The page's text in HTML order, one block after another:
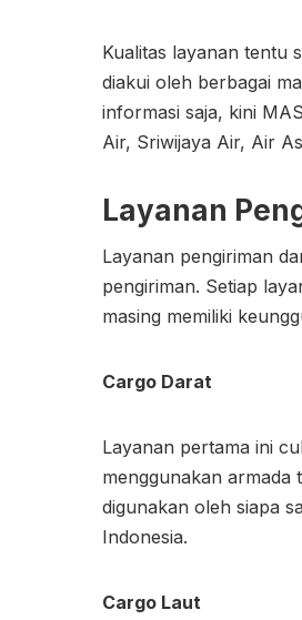
Kualitas layanan tentu
diakui oleh berbagai
informasi saja, kini
Air, Sriwijaya Air, Air
Layanan
Layanan pengiriman
pengiriman. Setiap
masing memiliki
Cargo Darat
Layanan pertama ini
menggunakan armada
digunakan oleh siapa
Indonesia.
Cargo Laut